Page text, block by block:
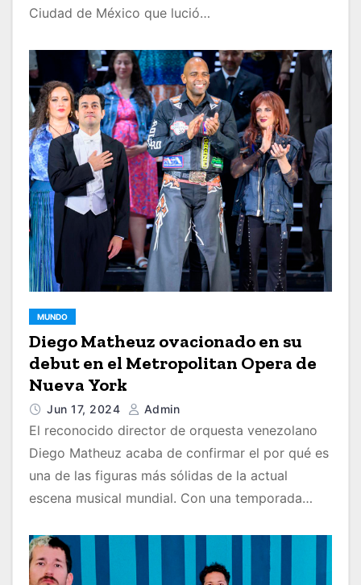
Ciudad de México que lució…
MUNDO
Diego Matheuz ovacionado en su
debut en el Metropolitan Opera de
Nueva York
Jun 17, 2024 Admin
El reconocido director de orquesta venezolano
Diego Matheuz acaba de confirmar el por qué es
una de las figuras más sólidas de la actual
escena musical mundial. Con una temporada…